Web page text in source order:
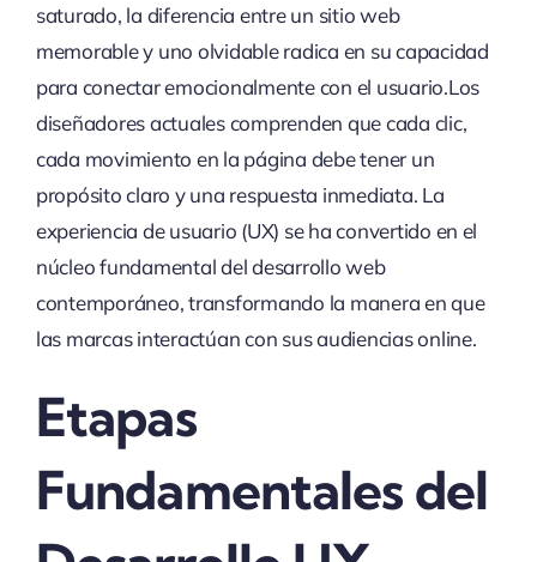
saturado, la diferencia entre un sitio web
memorable y uno olvidable radica en su capacidad
para conectar emocionalmente con el usuario.Los
diseñadores actuales comprenden que cada clic,
cada movimiento en la página debe tener un
propósito claro y una respuesta inmediata. La
experiencia de usuario (UX) se ha convertido en el
núcleo fundamental del desarrollo web
contemporáneo, transformando la manera en que
las marcas interactúan con sus audiencias online.
Etapas
Fundamentales del